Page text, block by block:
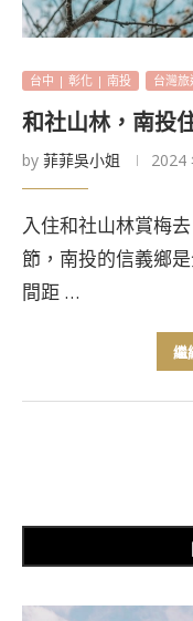
台中 | 彰化 | 南投 台灣旅
和社山林，南投
by 菲菲吳小姐 2024
入住和社山林賞梅
節，南投的信義鄉
間距 …
繼